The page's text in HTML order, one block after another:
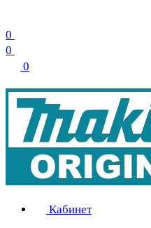
0
0
0
Кабинет